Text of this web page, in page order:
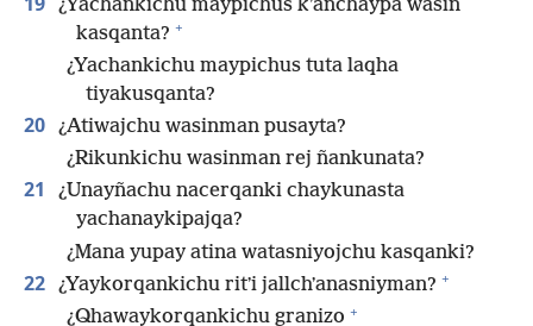
¿Yachankichu maypichus kʼanchaypa wasin
kasqanta? +
¿Yachankichu maypichus tuta laqha
tiyakusqanta?
20 ¿Atiwajchu wasinman pusayta?
¿Rikunkichu wasinman rej ñankunata?
21
¿Unayñachu nacerqanki chaykunasta
yachanaykipajqa?
¿Mana yupay atina watasniyojchu kasqanki?
22 ¿Yaykorqankichu ritʼi jallchʼanasniyman? +
¿Qhawaykorqankichu granizo +